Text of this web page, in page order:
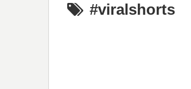
#viralshorts